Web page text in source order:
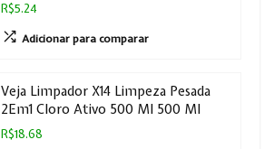
R$5.24
Adicionar para comparar
Veja Limpador X14 Limpeza Pesada
2Em1 Cloro Ativo 500 Ml 500 Ml
R$18.68